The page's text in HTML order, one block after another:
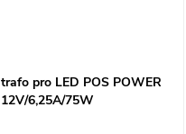
trafo pro LED POS POWER
12V/6,25A/75W